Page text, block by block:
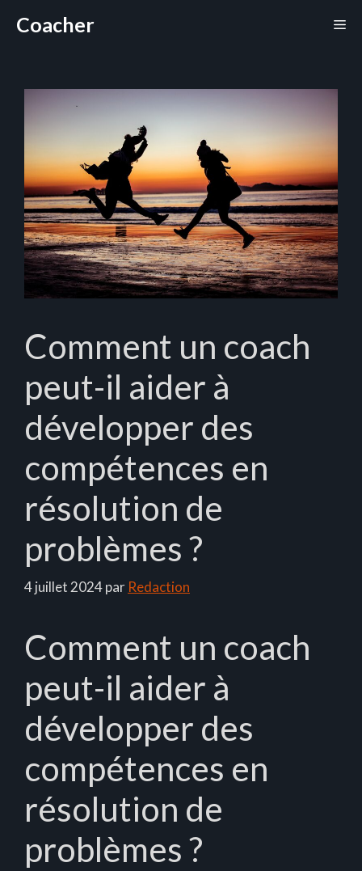
Coacher
Comment un coach
peut-il aider à
développer des
compétences en
résolution de
problèmes ?
4 juillet 2024par Redaction
Comment un coach
peut-il aider à
développer des
compétences en
résolution de
problèmes ?